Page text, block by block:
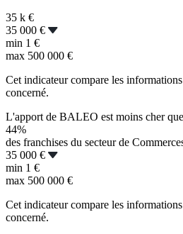
35 k €
35 000 €
min 1 €
max 500 000 €
Cet indicateur compare les
concerné.
L'apport de BALEO est moins cher que
44%
des franchises du secteur de
35 000 €
min 1 €
max 500 000 €
Cet indicateur compare les
concerné.